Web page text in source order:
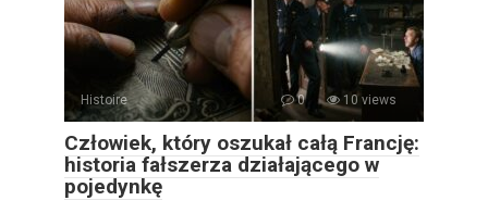
Histoire 0 10 views
Człowiek, który oszukał całą Francję:
historia fałszerza działającego w
pojedynkę